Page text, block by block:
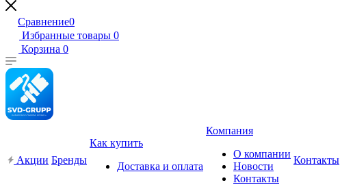
Сравнение0
Избранные товары 0
Корзина 0
Акции Бренды
Как купить
Доставка и оплата
Компания
О компании
Новости
Контакты
Контакты